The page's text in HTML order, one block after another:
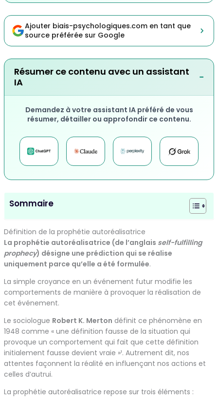
Ajouter biais-psychologiques.com en tant que
source préférée sur Google
Résumer ce contenu avec un assistant
IA
−
Demandez à votre assistant IA préféré de vous
résumer, détailler ou approfondir ce contenu.
Sommaire
Définition de la prophétie autoréalisatrice
La prophétie autoréalisatrice (de l’anglais self-fulfilling
prophecy) désigne une prédiction qui se réalise
uniquement parce qu’elle a été formulée.
La simple croyance en un événement futur modifie les
comportements de manière à provoquer la réalisation de
cet événement.
Le sociologue Robert K. Merton définit ce phénomène en
1948 comme « une définition fausse de la situation qui
provoque un comportement qui fait que cette définition
initialement fausse devient vraie »¹. Autrement dit, nos
attentes façonnent la réalité en influençant nos actions et
celles d’autrui.
La prophétie autoréalisatrice repose sur trois éléments :